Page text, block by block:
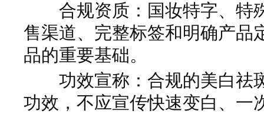
合规资质：国妆特字、特
售渠道、完整标签和明确产品
品的重要基础。
功效宣称：合规的美白祛
功效，不应宣传快速变白、一